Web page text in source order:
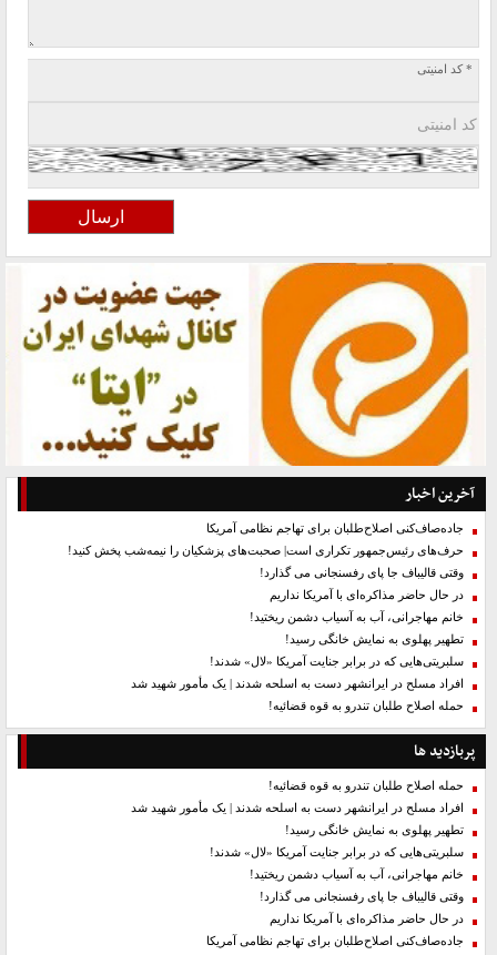
* کد امنیتی
آخرین اخبار
جاده‌صاف‌کنی اصلاح‌طلبان برای تهاجم نظامی آمریکا
حرف‌های رئیس‌جمهور تکراری است| صحبت‌های پزشکیان را نیمه‌شب پخش کنید!
وقتی قالیباف جا پای رفسنجانی می گذارد!
در حال حاضر مذاکره‌ای با آمریکا نداریم
خانم مهاجرانی، آب به آسیاب دشمن ریختید!
تطهیر پهلوی به نمایش خانگی رسید!
سلبریتی‌هایی که در برابر جنایت آمریکا «لال» شدند!
افراد مسلح در ایرانشهر دست به اسلحه شدند | یک مأمور شهید شد
حمله اصلاح طلبان تندرو به قوه قضائیه!
پربازدید ها
حمله اصلاح طلبان تندرو به قوه قضائیه!
افراد مسلح در ایرانشهر دست به اسلحه شدند | یک مأمور شهید شد
تطهیر پهلوی به نمایش خانگی رسید!
سلبریتی‌هایی که در برابر جنایت آمریکا «لال» شدند!
خانم مهاجرانی، آب به آسیاب دشمن ریختید!
وقتی قالیباف جا پای رفسنجانی می گذارد!
در حال حاضر مذاکره‌ای با آمریکا نداریم
جاده‌صاف‌کنی اصلاح‌طلبان برای تهاجم نظامی آمریکا